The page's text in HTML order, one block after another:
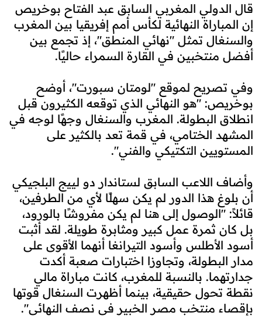
قال الدولي المغربي السابق عبد الفتاح بوخريص
إن المباراة النهائية لكأس أمم إفريقيا بين المغرب
والسنغال تمثل "نهائي المنطق"، إذ تجمع بين
أفضل منتخبين في القارة السمراء حاليًا.
وفي تصريح لموقع "لومتان سبورت"، أوضح
بوخريص: "هو النهائي الذي توقعه الكثيرون قبل
انطلاق البطولة. المغرب والسنغال وجهًا لوجه في
المشهد الختامي، في قمة تعد بالكثير على
المستويين التكتيكي والفني".
وأضاف اللاعب السابق لستاندار دو لييج البلجيكي
أن بلوغ هذا الدور لم يكن سهلًا لأي من الطرفين،
قائلاً: "الوصول إلى هنا لم يكن مفروشًا بالورود،
بل كان ثمرة عمل كبير ومثابرة طويلة. لقد أثبت
أسود الأطلس وأسود التيرانغا أنهما الأقوى على
مدار البطولة، وتجاوزا اختبارات صعبة أكدت
جدارتهما. بالنسبة للمغرب، كانت مباراة مالي
نقطة تحول حقيقية، بينما أظهرت السنغال قوتها
بإقصاء منتخب مصر الخبير في نصف النهائي".